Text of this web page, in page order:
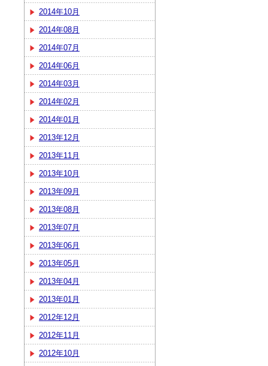
2014年10月
2014年08月
2014年07月
2014年06月
2014年03月
2014年02月
2014年01月
2013年12月
2013年11月
2013年10月
2013年09月
2013年08月
2013年07月
2013年06月
2013年05月
2013年04月
2013年01月
2012年12月
2012年11月
2012年10月